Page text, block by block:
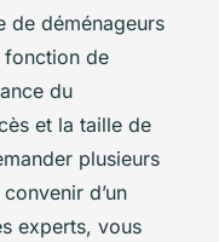
de déménageurs
fonction de
du
et la taille de
plusieurs
d’un
experts, vous